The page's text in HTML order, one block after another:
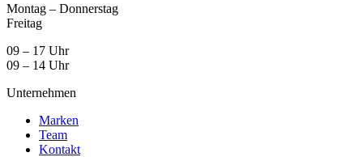
Montag – Donnerstag
Freitag
09 – 17 Uhr
09 – 14 Uhr
Unternehmen
Marken
Team
Kontakt